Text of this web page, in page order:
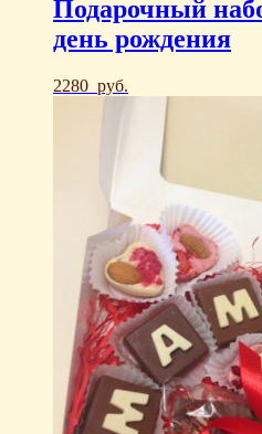
Подарочный
день рождения
2280 руб.